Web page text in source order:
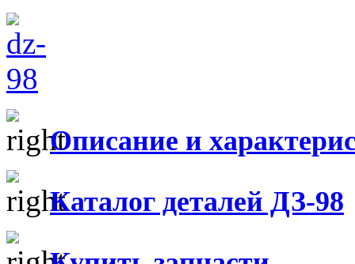
Описание и
Каталог деталей ДЗ-98